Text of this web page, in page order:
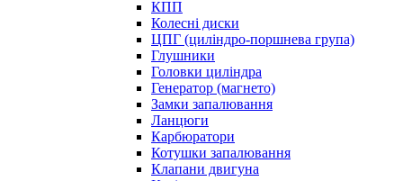
КПП
Колесні диски
ЦПГ (циліндро-поршнева група)
Глушники
Головки циліндра
Генератор (магнето)
Замки запалювання
Ланцюги
Карбюратори
Котушки запалювання
Клапани двигуна